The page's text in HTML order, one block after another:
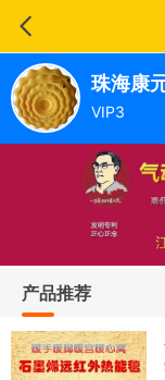
珠海康
VIP3
产品推荐